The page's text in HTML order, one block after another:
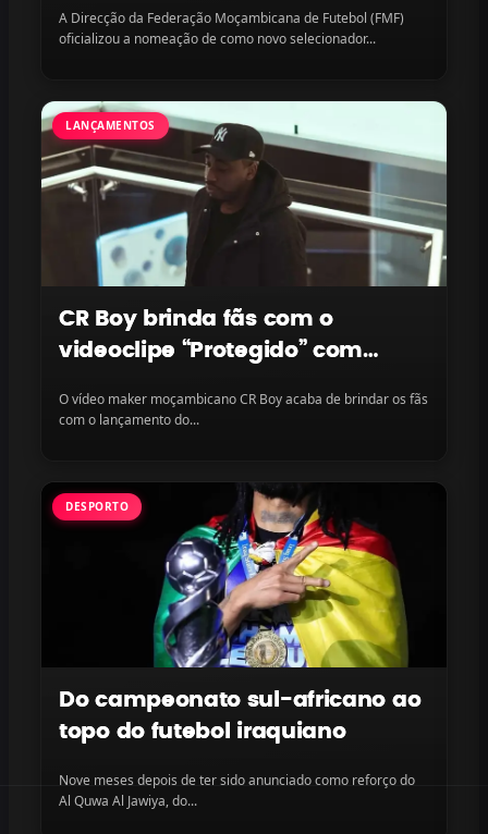
A Direcção da Federação Moçambicana de Futebol (FMF)
oficializou a nomeação de como novo selecionador...
LANÇAMENTOS
CR Boy brinda fãs com o
videoclipe “Protegido” com
na plataforma
O vídeo maker moçambicano CR Boy acaba de brindar os fãs
com o lançamento do...
DESPORTO
Do campeonato sul-africano ao
topo do futebol iraquiano
Nove meses depois de ter sido anunciado como reforço do
Al Quwa Al Jawiya, do...